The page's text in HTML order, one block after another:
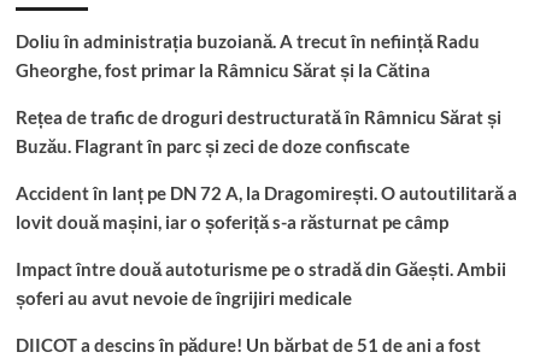
Doliu în administrația buzoiană. A trecut în neființă Radu
Gheorghe, fost primar la Râmnicu Sărat și la Cătina
Rețea de trafic de droguri destructurată în Râmnicu Sărat și
Buzău. Flagrant în parc și zeci de doze confiscate
Accident în lanț pe DN 72 A, la Dragomirești. O autoutilitară a
lovit două mașini, iar o șoferiță s-a răsturnat pe câmp
Impact între două autoturisme pe o stradă din Găești. Ambii
șoferi au avut nevoie de îngrijiri medicale
DIICOT a descins în pădure! Un bărbat de 51 de ani a fost